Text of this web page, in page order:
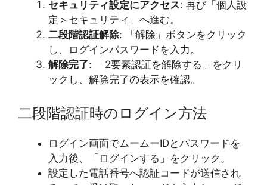
セキュリティ設定にアクセス: 再び「個人設
定＞セキュリティ」へ進む。
二段階認証解除: 「解除」ボタンをクリック
し、ログインパスワードを入力。
解除完了: 「2要素認証を解除する」をクリ
ックし、解除完了の表示を確認。
二段階認証時のログイン方法
ログイン画面でムームーIDとパスワードを
入力後、「ログインする」をクリック。
設定した電話番号へ認証コードが送信され